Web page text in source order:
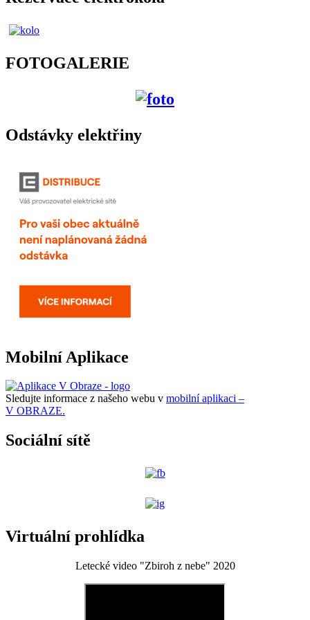
FOTOGALERIE
Odstávky elektřiny
Mobilní Aplikace
Sledujte informace z našeho webu v mobilní aplikaci –
V OBRAZE.
Sociální sítě
Virtuální prohlídka
Letecké video "Zbiroh z nebe" 2020